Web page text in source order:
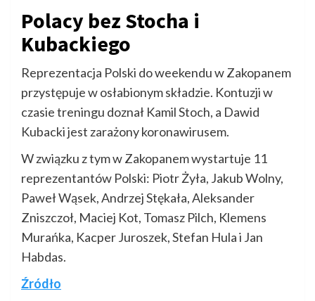
Polacy bez Stocha i
Kubackiego
Reprezentacja Polski do weekendu w Zakopanem
przystępuje w osłabionym składzie. Kontuzji w
czasie treningu doznał Kamil Stoch, a Dawid
Kubacki jest zarażony koronawirusem.
W związku z tym w Zakopanem wystartuje 11
reprezentantów Polski: Piotr Żyła, Jakub Wolny,
Paweł Wąsek, Andrzej Stękała, Aleksander
Zniszczoł, Maciej Kot, Tomasz Pilch, Klemens
Murańka, Kacper Juroszek, Stefan Hula i Jan
Habdas.
Źródło